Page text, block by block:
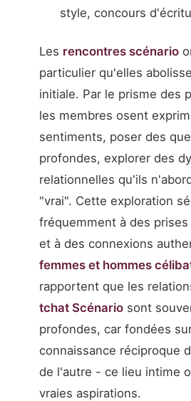
style, concours
Les rencontres scénario
particulier qu'elles
initiale. Par le prisme des
les membres osent
sentiments, poser des
profondes, explorer des
relationnelles qu'ils
"vrai". Cette exploration
fréquemment à des
et à des connexions
femmes et hommes
rapportent que les
tchat Scénario sont
profondes, car fondées
connaissance réciproque
de l'autre - ce lieu intime
vraies aspirations.